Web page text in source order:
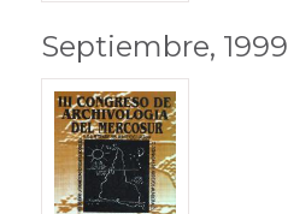
Septiembre, 1999